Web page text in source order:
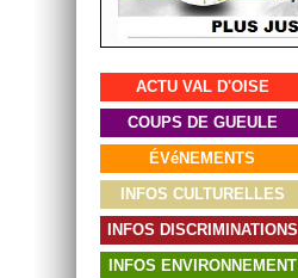
ACTU VAL D'OISE
COUPS DE GUEULE
ÉVéNEMENTS
INFOS CULTURELLES
INFOS DISCRIMINATIONS
INFOS ENVIRONNEMENT